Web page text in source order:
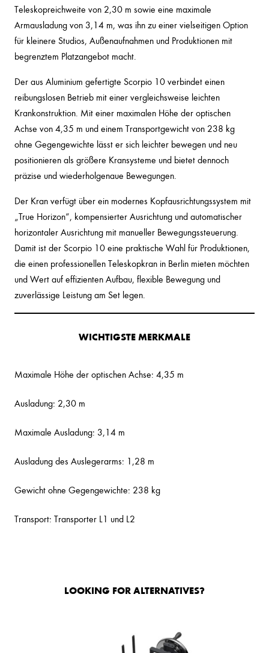
Teleskopreichweite von 2,30 m sowie eine maximale
Armausladung von 3,14 m, was ihn zu einer vielseitigen Option
für kleinere Studios, Außenaufnahmen und Produktionen mit
begrenztem Platzangebot macht.
Der aus Aluminium gefertigte Scorpio 10 verbindet einen
reibungslosen Betrieb mit einer vergleichsweise leichten
Krankonstruktion. Mit einer maximalen Höhe der optischen
Achse von 4,35 m und einem Transportgewicht von 238 kg
ohne Gegengewichte lässt er sich leichter bewegen und neu
positionieren als größere Kransysteme und bietet dennoch
präzise und wiederholgenaue Bewegungen.
Der Kran verfügt über ein modernes Kopfausrichtungssystem mit
„True Horizon“, kompensierter Ausrichtung und automatischer
horizontaler Ausrichtung mit manueller Bewegungssteuerung.
Damit ist der Scorpio 10 eine praktische Wahl für Produktionen,
die einen professionellen Teleskopkran in Berlin mieten möchten
und Wert auf effizienten Aufbau, flexible Bewegung und
zuverlässige Leistung am Set legen.
WICHTIGSTE MERKMALE
Maximale Höhe der optischen Achse: 4,35 m
Ausladung: 2,30 m
Maximale Ausladung: 3,14 m
Ausladung des Auslegerarms: 1,28 m
Gewicht ohne Gegengewichte: 238 kg
Transport: Transporter L1 und L2
LOOKING FOR ALTERNATIVES?